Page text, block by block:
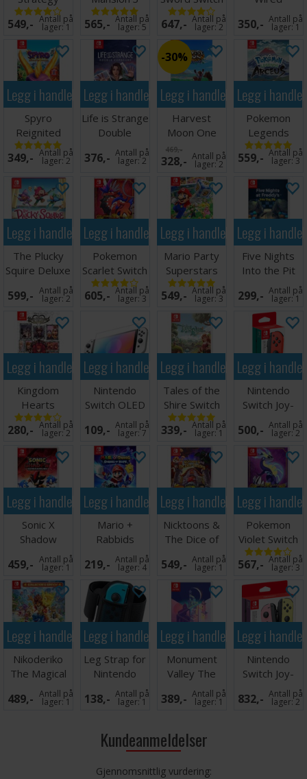
Switch
549,- Antall på
lager:1
Switch
565,- Antall på
lager:5 647,- Antall på
lager:2
Controller
Nintendo
Switch
350,- Antall på
lager:1
Legg i handlekurven
Spyro
Reignited
Trilogy Switch
349,- Antall på
lager:2
Legg i handlekurven
Life is Strange
Double
Exposure
Switch
376,- Antall på
lager:2
Legg i handlekurven
30%
Harvest
Moon One
World Switch
469,-
328,- Antall på
lager:2
Legg i
Pokemon
Legends
Arceus Switch
559,- Antall på
lager:3
Legg i handlekurven
The Plucky
Squire Deluxe
Edition Switch
599,- Antall på
lager:2
Legg i handlekurven
Pokemon
Scarlet Switch
605,- Antall på
lager:3
Legg i handlekurven
Mario Party
Superstars
Switch
549,- Antall på
lager:3
Legg i
Five Nights
Into the Pit
Switch
299,- Antall på
lager:1
Legg i handlekurven
Kingdom
Hearts
Melody of
Memory
Switch
280,- Antall på
lager:2
Legg i handlekurven
Nintendo
Switch OLED
Skjermbeskytter
109,- Antall på
lager:7
Legg i handlekurven
Tales of the
Shire Switch
339,- Antall på
lager:1
Legg i
Nintendo
Switch Joy-
Con Rød
Høyre
500,- Antall på
lager:2
Legg i handlekurven
Sonic X
Shadow
Generations
Switch
459,- Antall på
lager:1
Legg i handlekurven
Mario +
Rabbids
Sparks of
Hope Switch
219,- Antall på
lager:4
Legg i handlekurven
Nicktoons &
The Dice of
Destiny
Switch
549,- Antall på
lager:1
Legg i
Pokemon
Violet Switch
567,- Antall på
lager:3
Legg i handlekurven
Nikoderiko
The Magical
World Switch
489,- Antall på
lager:1
Legg i handlekurven
Leg Strap for
Nintendo
Switch
138,- Antall på
lager:1
Legg i handlekurven
Monument
Valley The
Trilogy Switch
389,- Antall på
lager:1
Legg i
Nintendo
Switch Joy-
Con Rosa/Gul
832,- Antall på
lager:2
Kundeanmeldelser
Gjennomsnittlig vurdering: